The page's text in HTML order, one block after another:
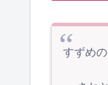
すずめ